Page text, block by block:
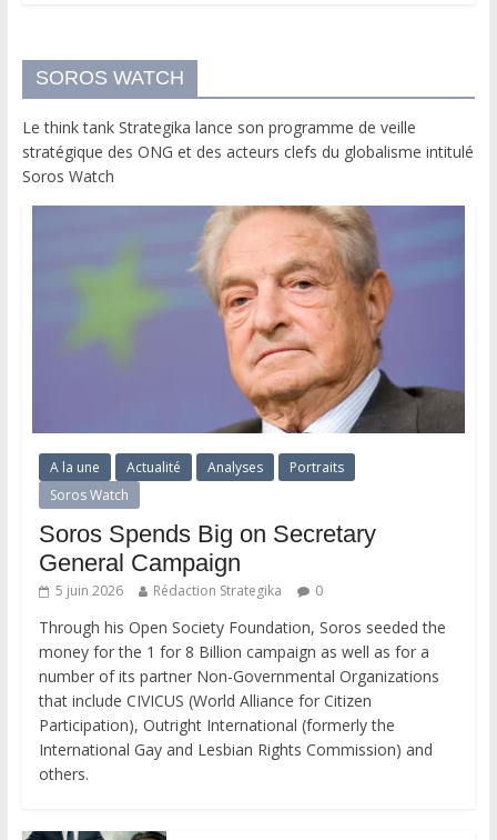
SOROS WATCH
Le think tank Strategika lance son programme de veille
stratégique des ONG et des acteurs clefs du globalisme intitulé
Soros Watch
A la une Actualité Analyses
Portraits
Soros Watch
Soros Spends Big on Secretary
General Campaign
5 juin 2026 Rédaction Strategika 0
Through his Open Society Foundation, Soros seeded the
money for the 1 for 8 Billion campaign as well as for a
number of its partner Non-Governmental Organizations
that include CIVICUS (World Alliance for Citizen
Participation), Outright International (formerly the
International Gay and Lesbian Rights Commission) and
others.